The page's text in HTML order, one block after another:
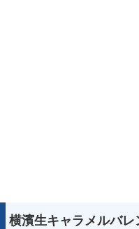
横濱生キャラメルバ